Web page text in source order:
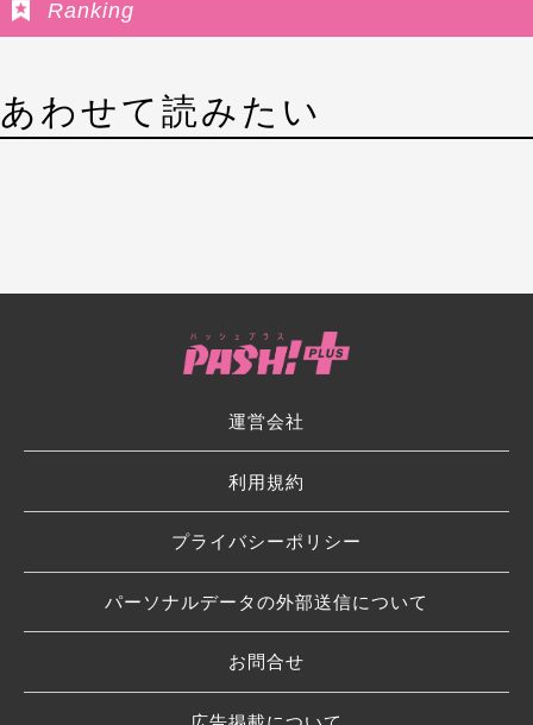
Ranking
あわせて読みたい
運営会社
利用規約
プライバシーポリシー
パーソナルデータの外部送信について
お問合せ